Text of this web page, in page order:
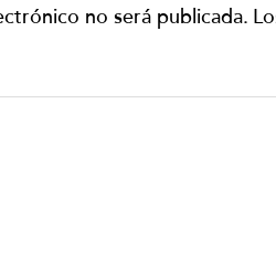
no será publicada.